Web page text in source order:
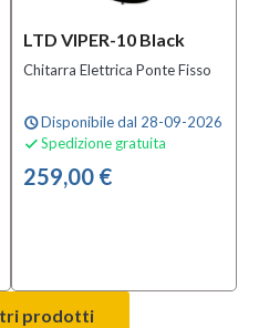
LTD VIPER-10 Black
Chitarra Elettrica Ponte Fisso
scheduleDisponibile dal 28-09-2026
 Spedizione gratuita
259,00 €
prodotti